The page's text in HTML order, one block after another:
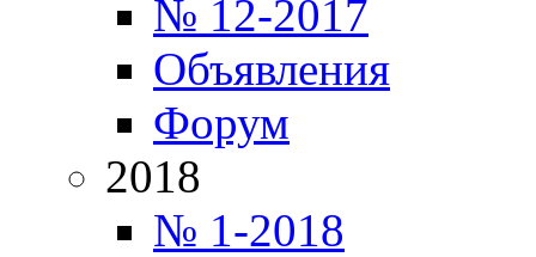
№ 12-2017
Объявления
Форум
2018
№ 1-2018